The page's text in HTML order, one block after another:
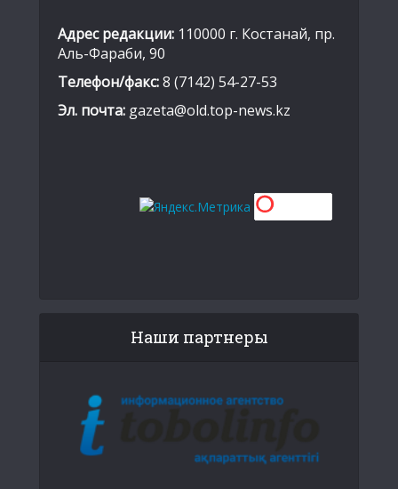
Адрес редакции: 110000 г. Костанай, пр.
Аль-Фараби, 90
Телефон/факс:8 (7142) 54-27-53
Эл. почта: gazeta@old.top-news.kz
Наши партнеры